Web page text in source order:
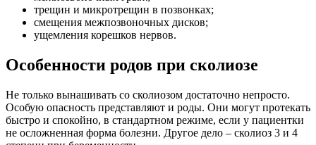
трещин и микротрещин в позвонках;
смещения межпозвоночных дисков;
ущемления корешков нервов.
Особенности родов при сколиозе
Не только вынашивать со сколиозом достаточно непросто.
Особую опасность представляют и роды. Они могут протекать
быстро и спокойно, в стандартном режиме, если у пациентки
не осложненная форма болезни. Другое дело – сколиоз 3 и 4